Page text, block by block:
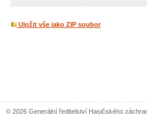
Uložit vše jako ZIP soubor
© 2026 Generální ředitelství Hasičského